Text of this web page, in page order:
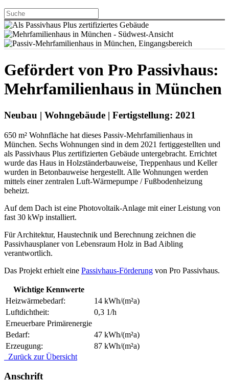
Gefördert von Pro Passivhaus:
Mehrfamilienhaus in München
Neubau | Wohngebäude | Fertigstellung: 2021
650 m² Wohnfläche hat dieses Passiv-Mehrfamilienhaus in
München. Sechs Wohnungen sind in dem 2021 fertiggestellten und
als Passivhaus Plus zertifizierten Gebäude untergebracht. Errichtet
wurde das Haus in Holzständerbauweise, Treppenhaus und Keller
wurden in Betonbauweise hergestellt. Alle Wohnungen werden
mittels einer zentralen Luft-Wärmepumpe / Fußbodenheizung
beheizt.
Auf dem Dach ist eine Photovoltaik-Anlage mit einer Leistung von
fast 30 kWp installiert.
Für Architektur, Haustechnik und Berechnung zeichnen die
Passivhausplaner von Lebensraum Holz in Bad Aibling
verantwortlich.
Das Projekt erhielt eine Passivhaus-Förderung von Pro Passivhaus.
Wichtige Kennwerte
Heizwärmebedarf:
14 kWh/(m²a)
Luftdichtheit:
0,3 1/h
Erneuerbare Primärenergie
Bedarf:
47 kWh/(m²a)
Erzeugung:
87 kWh/(m²a)
Zurück zur Übersicht
Anschrift